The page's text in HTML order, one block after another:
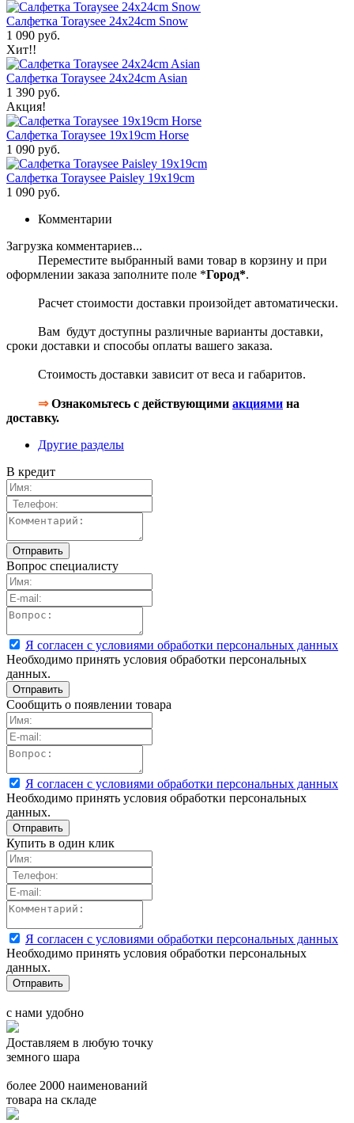
Салфетка Toraysee 24x24cm Snow
1 090 руб.
Хит!!
Салфетка Toraysee 24x24cm Asian
1 390 руб.
Акция!
Салфетка Toraysee 19x19cm Horse
1 090 руб.
Салфетка Toraysee Paisley 19x19cm
1 090 руб.
Комментарии
Загрузка комментариев...
Переместите выбранный вами товар в корзину и при
оформлении заказа заполните поле *Город*.
Расчет стоимости доставки произойдет автоматически.
Вам будут доступны различные варианты доставки,
сроки доставки и способы оплаты вашего заказа.
Стоимость доставки зависит от веса и габаритов.
⇒Ознакомьтесь с действующими акциями на
доставку.
Другие разделы
В кредит
Вопрос специалисту
Я согласен с условиями обработки персональных данных
Необходимо принять условия обработки персональных
данных.
Сообщить о появлении товара
Я согласен с условиями обработки персональных данных
Необходимо принять условия обработки персональных
данных.
Купить в один клик
Я согласен с условиями обработки персональных данных
Необходимо принять условия обработки персональных
данных.
с нами удобно
Доставляем в любую точку
земного шара
более 2000 наименований
товара на складе